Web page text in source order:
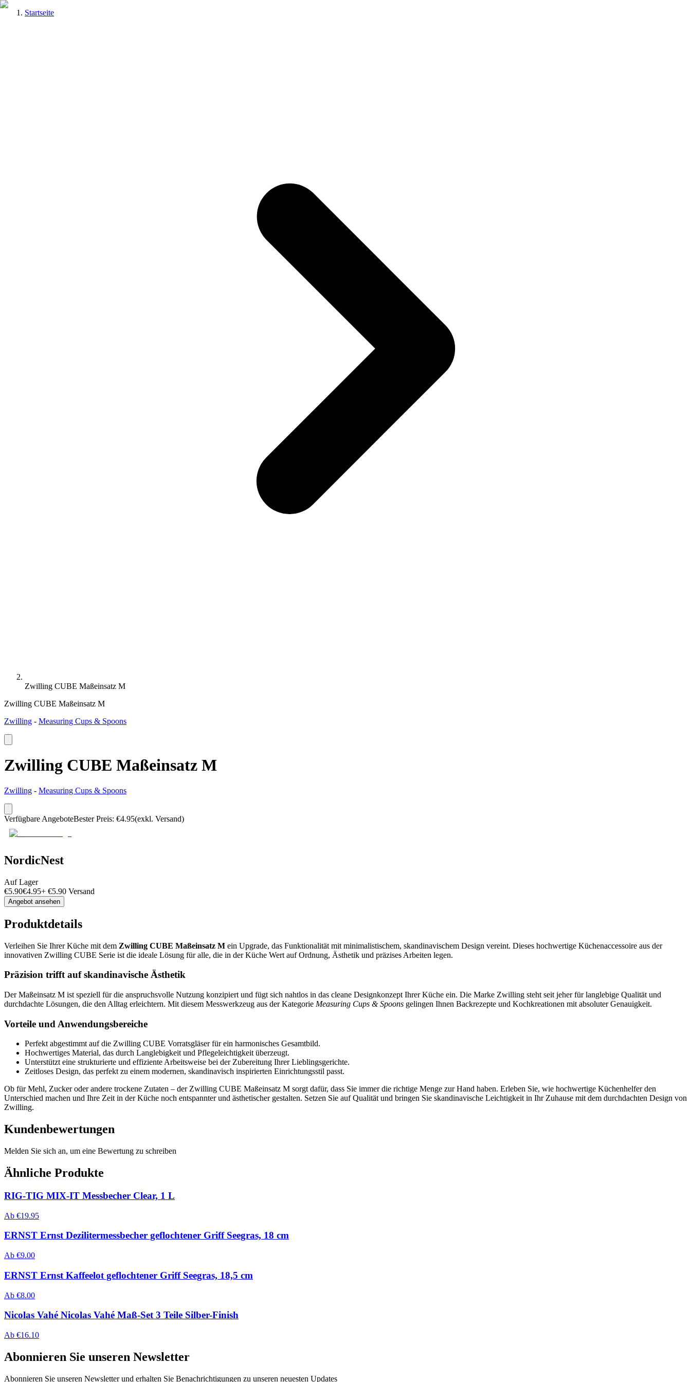
Startseite
Zwilling CUBE Maßeinsatz M
Zwilling CUBE Maßeinsatz M
Zwilling - Measuring Cups & Spoons
Zwilling CUBE Maßeinsatz M
Zwilling - Measuring Cups & Spoons
Verfügbare AngeboteBester Preis: €4.95(exkl. Versand)
NordicNest
Auf Lager
€5.90€4.95+ €5.90 Versand
Angebot ansehen
Produktdetails
Verleihen Sie Ihrer Küche mit dem Zwilling CUBE Maßeinsatz M ein Upgrade, das Funktionalität mit minimalistischem, skandinavischem Design vereint. Dieses hochwertige Küchenaccessoire aus der
innovativen Zwilling CUBE Serie ist die ideale Lösung für alle, die in der Küche Wert auf Ordnung, Ästhetik und präzises Arbeiten legen.
Präzision trifft auf skandinavische Ästhetik
Der Maßeinsatz M ist speziell für die anspruchsvolle Nutzung konzipiert und fügt sich nahtlos in das cleane Designkonzept Ihrer Küche ein. Die Marke Zwilling steht seit jeher für langlebige Qualität und
durchdachte Lösungen, die den Alltag erleichtern. Mit diesem Messwerkzeug aus der Kategorie Measuring Cups & Spoons gelingen Ihnen Backrezepte und Kochkreationen mit absoluter Genauigkeit.
Vorteile und Anwendungsbereiche
Perfekt abgestimmt auf die Zwilling CUBE Vorratsgläser für ein harmonisches Gesamtbild.
Hochwertiges Material, das durch Langlebigkeit und Pflegeleichtigkeit überzeugt.
Unterstützt eine strukturierte und effiziente Arbeitsweise bei der Zubereitung Ihrer Lieblingsgerichte.
Zeitloses Design, das perfekt zu einem modernen, skandinavisch inspirierten Einrichtungsstil passt.
Ob für Mehl, Zucker oder andere trockene Zutaten – der Zwilling CUBE Maßeinsatz M sorgt dafür, dass Sie immer die richtige Menge zur Hand haben. Erleben Sie, wie hochwertige Küchenhelfer den
Unterschied machen und Ihre Zeit in der Küche noch entspannter und ästhetischer gestalten. Setzen Sie auf Qualität und bringen Sie skandinavische Leichtigkeit in Ihr Zuhause mit dem durchdachten Design von
Zwilling.
Kundenbewertungen
Melden Sie sich an, um eine Bewertung zu schreiben
Ähnliche Produkte
RIG-TIG MIX-IT Messbecher Clear, 1 L
Ab €19.95
ERNST Ernst Dezilitermessbecher geflochtener Griff Seegras, 18 cm
Ab €9.00
ERNST Ernst Kaffeelot geflochtener Griff Seegras, 18,5 cm
Ab €8.00
Nicolas Vahé Nicolas Vahé Maß-Set 3 Teile Silber-Finish
Ab €16.10
Abonnieren Sie unseren Newsletter
Abonnieren Sie unseren Newsletter und erhalten Sie Benachrichtigungen zu unseren neuesten Updates